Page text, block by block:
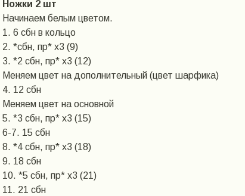
Ножки 2 шт
Начинаем белым цветом.
1. 6 сбн в кольцо
2. *сбн, пр* х3 (9)
3. *2 сбн, пр* х3 (12)
Меняем цвет на дополнительный (цвет шарфика)
4. 12 сбн
Меняем цвет на основной
5. *3 сбн, пр* х3 (15)
6-7. 15 сбн
8. *4 сбн, пр* х3 (18)
9. 18 сбн
10. *5 сбн, пр* х3 (21)
11. 21 сбн